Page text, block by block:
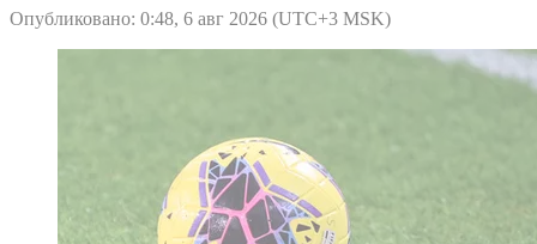
Опубликовано: 0:48, 6 авг 2026 (UTC+3 MSK)